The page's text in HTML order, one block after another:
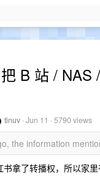
B 站 /
tinuv ·Jun 11 · 5790 views
the information
拿了转播权，所以家